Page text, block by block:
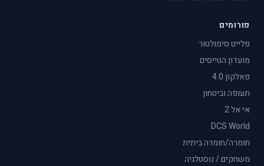
פורומים
פלייט סימולטור
מועדון הטייסים
פאלקון 4.0
תעופה וביטחון
אי אל 2
DCS World
חומרה/חומרה ביתית
משחקים / נוסטלגיה